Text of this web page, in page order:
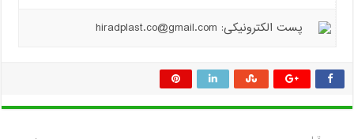
پست الکترونیکی: hiradplast.co@gmail.com